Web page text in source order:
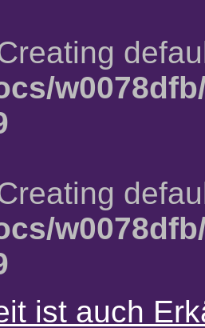
ist auch